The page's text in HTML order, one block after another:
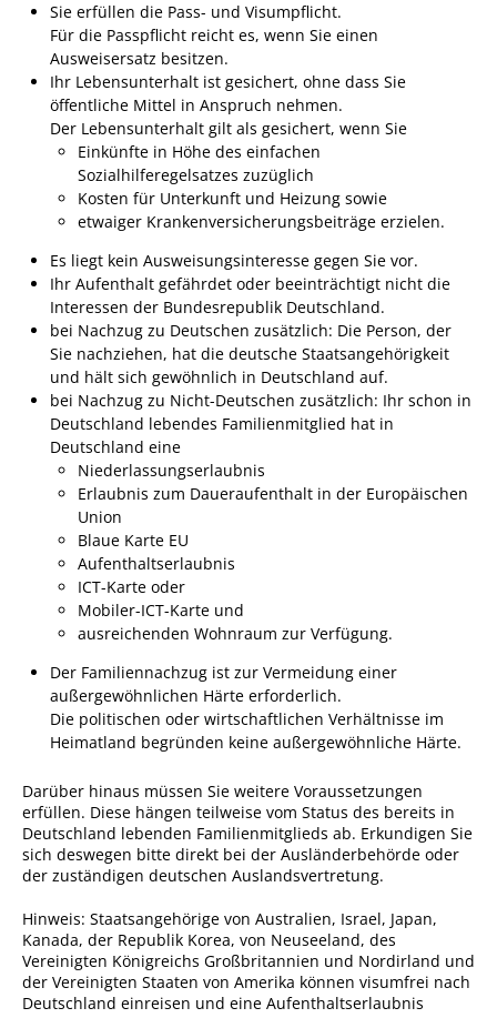
Formulare
Wissenswertes/Service
Mängelmeldung online
Winterdienst
Gutachterausschuss
Organspende
Gleichstellung
Selbstbestimmung
Fachstelle
Wohnungssicherung
Aushang- und Schaukästen
Öffentliche
Ortsrecht
Gemeinderat
Standesamtliche
Trauungen
Onlinezugangsgesetz
ERLEBEN
Tourismus
Steillagen/Weinberge
Natur Umwelt Klima
Sie erfüllen die Pass- und Visumpflicht.
Für die Passpflicht reicht es, wenn Sie einen
Ausweisersatz besitzen.
Ihr Lebensunterhalt ist gesichert, ohne dass Sie
öffentliche Mittel in Anspruch nehmen.
Der Lebensunterhalt gilt als gesichert, wenn Sie
Einkünfte in Höhe des einfachen
Sozialhilferegelsatzes zuzüglich
Kosten für Unterkunft und Heizung sowie
etwaiger Krankenversicherungsbeiträge erzielen.
Es liegt kein Ausweisungsinteresse gegen Sie vor.
Ihr Aufenthalt gefährdet oder beeinträchtigt nicht die
Interessen der Bundesrepublik Deutschland.
bei Nachzug zu Deutschen zusätzlich: Die Person, der
Sie nachziehen, hat die deutsche Staatsangehörigkeit
und hält sich gewöhnlich in Deutschland auf.
bei Nachzug zu Nicht-Deutschen zusätzlich: Ihr schon in
Deutschland lebendes Familienmitglied hat in
Deutschland eine
Niederlassungserlaubnis
Erlaubnis zum Daueraufenthalt in der Europäischen
Union
Blaue Karte EU
Aufenthaltserlaubnis
ICT-Karte oder
Mobiler-ICT-Karte und
ausreichenden Wohnraum zur Verfügung.
Der Familiennachzug ist zur Vermeidung einer
außergewöhnlichen Härte erforderlich.
Die politischen oder wirtschaftlichen Verhältnisse im
Heimatland begründen keine außergewöhnliche Härte.
Darüber hinaus müssen Sie weitere Voraussetzungen
erfüllen. Diese hängen teilweise vom Status des bereits in
Deutschland lebenden Familienmitglieds ab. Erkundigen Sie
sich deswegen bitte direkt bei der Ausländerbehörde oder
der zuständigen deutschen Auslandsvertretung.
Hinweis: Staatsangehörige von Australien, Israel, Japan,
Kanada, der Republik Korea, von Neuseeland, des
Vereinigten Königreichs Großbritannien und Nordirland und
der Vereinigten Staaten von Amerika können visumfrei nach
Deutschland einreisen und eine Aufenthaltserlaubnis